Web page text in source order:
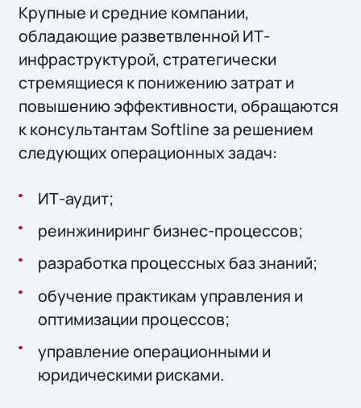
Крупные и средние компании,
обладающие разветвленной ИТ-
инфраструктурой, стратегически
стремящиеся к понижению затрат и
повышению эффективности, обращаются
к консультантам Softline за решением
следующих операционных задач:
ИТ-аудит;
реинжиниринг бизнес-процессов;
разработка процессных баз знаний;
обучение практикам управления и
оптимизации процессов;
управление операционными и
юридическими рисками.